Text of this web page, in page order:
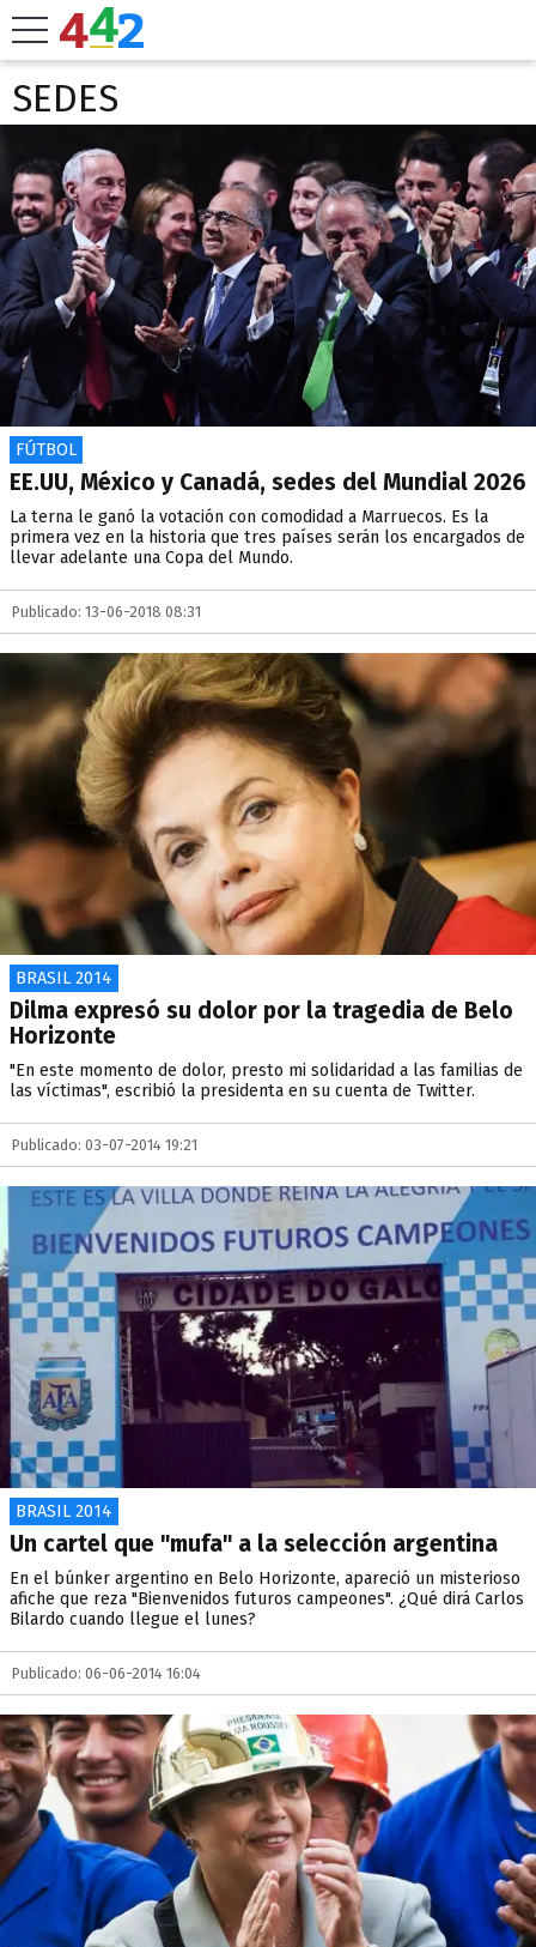
SEDES
FÚTBOL
EE.UU, México y Canadá, sedes del Mundial 2026
La terna le ganó la votación con comodidad a Marruecos. Es la
primera vez en la historia que tres países serán los encargados de
llevar adelante una Copa del Mundo.
Publicado: 13-06-2018 08:31
BRASIL 2014
Dilma expresó su dolor por la tragedia de Belo
Horizonte
"En este momento de dolor, presto mi solidaridad a las familias de
las víctimas", escribió la presidenta en su cuenta de Twitter.
Publicado: 03-07-2014 19:21
BRASIL 2014
Un cartel que "mufa" a la selección argentina
En el búnker argentino en Belo Horizonte, apareció un misterioso
afiche que reza "Bienvenidos futuros campeones". ¿Qué dirá Carlos
Bilardo cuando llegue el lunes?
Publicado: 06-06-2014 16:04